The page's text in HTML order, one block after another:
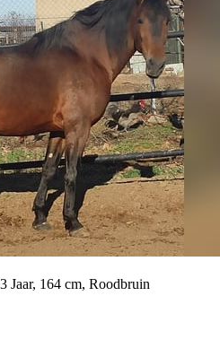
Jaar, 164 cm, Roodbruin